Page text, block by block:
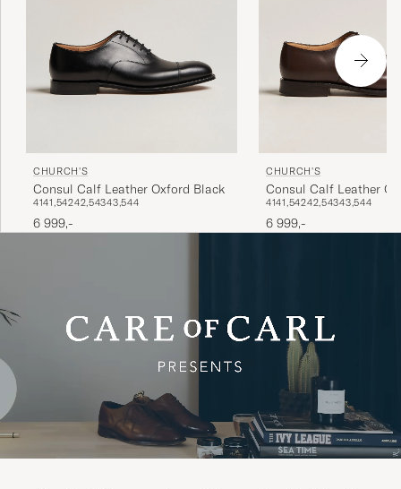
CHURCH'S
Consul Calf Leather Oxford Black
4141,54242,54343,544
6 999,-
CHURCH'S
Consul Calf Leather
4141,54242,54343,544
6 999,-